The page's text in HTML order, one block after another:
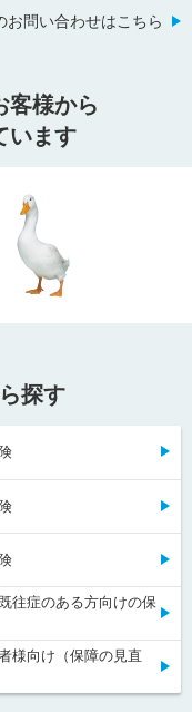
お問い合わせはこちら
客様から
います
探す
往症のある方向けの保
様向け（保障の見直